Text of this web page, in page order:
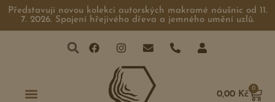
Představuji novou kolekci autorských makramé náušnic od 11.
7. 2026. Spojení hřejivého dřeva a jemného umění uzlů.
0,00 Kč
0